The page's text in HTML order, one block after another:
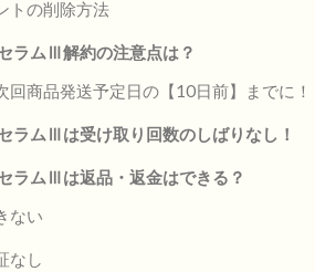
トの削除方法
ラムⅢ解約の注意点は？
回商品発送予定日の【10日前】までに！
ラムⅢは受け取り回数のしばりなし！
ラムⅢは返品・返金はできる？
ない
なし